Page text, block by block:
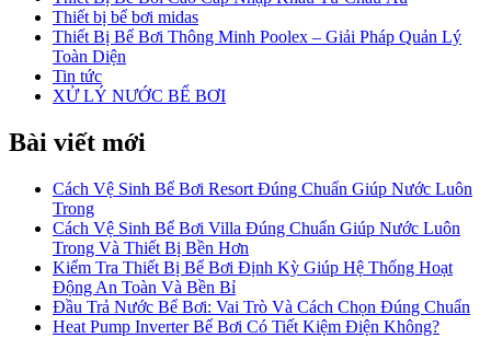
Thiết bị bể bơi midas
Thiết Bị Bể Bơi Thông Minh Poolex – Giải Pháp Quản Lý
Toàn Diện
Tin tức
XỬ LÝ NƯỚC BỂ BƠI
Bài viết mới
Cách Vệ Sinh Bể Bơi Resort Đúng Chuẩn Giúp Nước Luôn
Trong
Cách Vệ Sinh Bể Bơi Villa Đúng Chuẩn Giúp Nước Luôn
Trong Và Thiết Bị Bền Hơn
Kiểm Tra Thiết Bị Bể Bơi Định Kỳ Giúp Hệ Thống Hoạt
Động An Toàn Và Bền Bỉ
Đầu Trả Nước Bể Bơi: Vai Trò Và Cách Chọn Đúng Chuẩn
Heat Pump Inverter Bể Bơi Có Tiết Kiệm Điện Không?